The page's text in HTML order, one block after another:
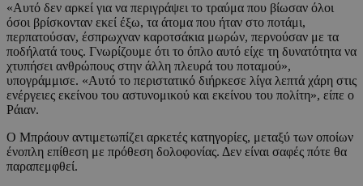
«Αυτό δεν αρκεί για να περιγράψει το τραύμα που βίωσαν όλοι
όσοι βρίσκονταν εκεί έξω, τα άτομα που ήταν στο ποτάμι,
περπατούσαν, έσπρωχναν καροτσάκια μωρών, περνούσαν με τα
ποδήλατά τους. Γνωρίζουμε ότι το όπλο αυτό είχε τη δυνατότητα να
χτυπήσει ανθρώπους στην άλλη πλευρά του ποταμού»,
υπογράμμισε. «Αυτό το περιστατικό διήρκεσε λίγα λεπτά χάρη στις
ενέργειες εκείνου του αστυνομικού και εκείνου του πολίτη», είπε ο
Ράιαν.
Ο Μπράουν αντιμετωπίζει αρκετές κατηγορίες, μεταξύ των οποίων
ένοπλη επίθεση με πρόθεση δολοφονίας. Δεν είναι σαφές πότε θα
παραπεμφθεί.